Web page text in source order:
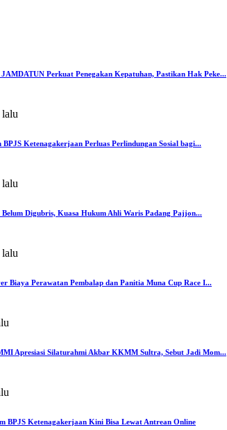
Perkuat Penegakan Kepatuhan, Pastikan Hak Peke...
Ketenagakerjaan Perluas Perlindungan Sosial bagi...
Digubris, Kuasa Hukum Ahli Waris Padang Pajjon...
Biaya Perawatan Pembalap dan Panitia Muna Cup Race I...
Apresiasi Silaturahmi Akbar KKMM Sultra, Sebut Jadi Mom...
BPJS Ketenagakerjaan Kini Bisa Lewat Antrean Online